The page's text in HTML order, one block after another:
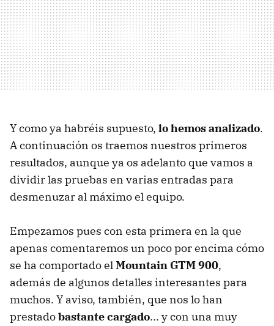
Y como ya habréis supuesto, lo hemos analizado.
A continuación os traemos nuestros primeros
resultados, aunque ya os adelanto que vamos a
dividir las pruebas en varias entradas para
desmenuzar al máximo el equipo.
Empezamos pues con esta primera en la que
apenas comentaremos un poco por encima cómo
se ha comportado elMountain GTM 900,
además de algunos detalles interesantes para
muchos. Y aviso, también, que nos lo han
prestadobastante cargado... y con una muy